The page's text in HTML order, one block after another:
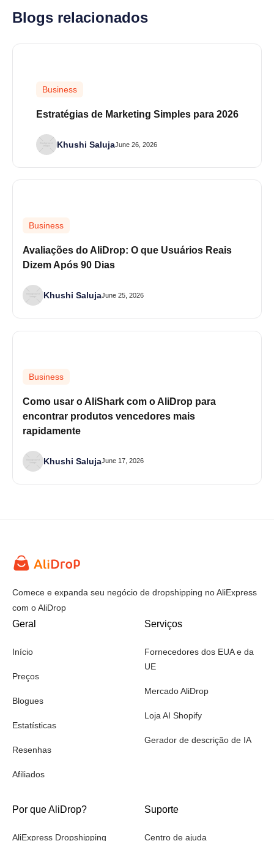
Blogs relacionados
Business
Estratégias de Marketing Simples para 2026
Khushi SalujaJune 26, 2026
Business
Avaliações do AliDrop: O que Usuários Reais
Dizem Após 90 Dias
Khushi SalujaJune 25, 2026
Business
Como usar o AliShark com o AliDrop para
encontrar produtos vencedores mais
rapidamente
Khushi SalujaJune 17, 2026
Comece e expanda seu negócio de dropshipping no AliExpress
com o AliDrop
Geral
Início
Preços
Blogues
Estatísticas
Resenhas
Afiliados
Serviços
Fornecedores dos EUA e da
UE
Mercado AliDrop
Loja AI Shopify
Gerador de descrição de IA
Por que AliDrop?
AliExpress Dropshipping
Suporte
Centro de ajuda